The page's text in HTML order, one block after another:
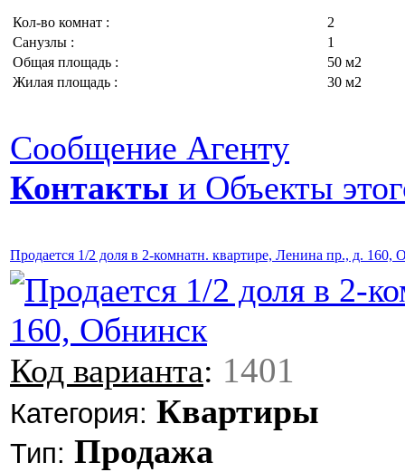
Кол-во комнат :
2
Санузлы :
1
Общая площадь :
50 м2
Жилая площадь :
30 м2
Сообщение Агенту
Контакты и Объекты
Продается 1/2 доля в 2-комнатн. квартире, Ленина пр., д. 160,
Код варианта: 1401
Категория: Квартиры
Тип: Продажа